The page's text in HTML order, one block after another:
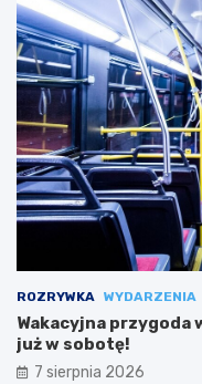
ROZRYWKA WYDARZENIA
Wakacyjna przygoda
już w sobotę!
7 sierpnia 2026